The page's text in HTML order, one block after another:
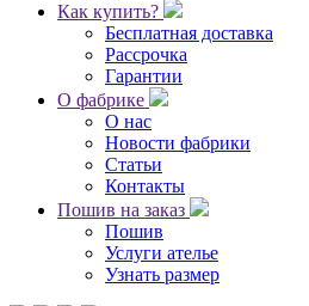
Как купить?
Бесплатная доставка
Рассрочка
Гарантии
О фабрике
О нас
Новости фабрики
Статьи
Контакты
Пошив на заказ
Пошив
Услуги ателье
Узнать размер